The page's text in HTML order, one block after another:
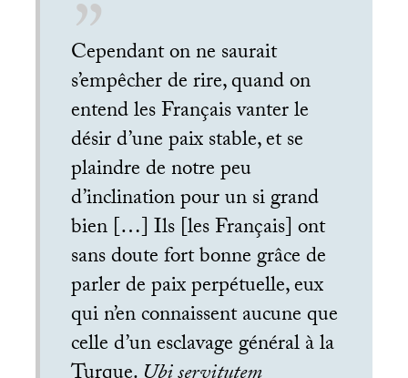
Cependant on ne saurait
s’empêcher de rire, quand on
entend les Français vanter le
désir d’une paix stable, et se
plaindre de notre peu
d’inclination pour un si grand
bien […] Ils [les Français] ont
sans doute fort bonne grâce de
parler de paix perpétuelle, eux
qui n’en connaissent aucune que
celle d’un esclavage général à la